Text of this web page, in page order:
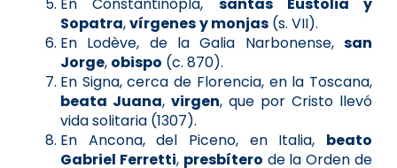
Sopatra,vírgenesy monjas (s. VII).
En Lodève, de la Galia Narbonense, san
Jorge, obispo (c. 870).
En Signa, cerca de Florencia, en la Toscana,
beata Juana, virgen, que por Cristo llevó
vida solitaria (1307).
En Ancona, del Piceno, en Italia, beato
Gabriel Ferretti, presbítero de la Orden de